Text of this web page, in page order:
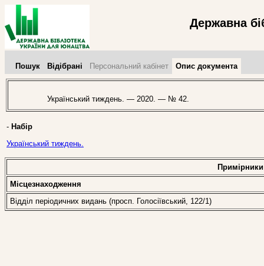
Державна
Пошук Відібрані Персональний кабінет Опис документа
Український тиждень. — 2020. — № 42.
- Набір
Український тиждень.
Примірники
Місцезнаходження
Відділ періодичних видань (просп. Голосіївський, 122/1)